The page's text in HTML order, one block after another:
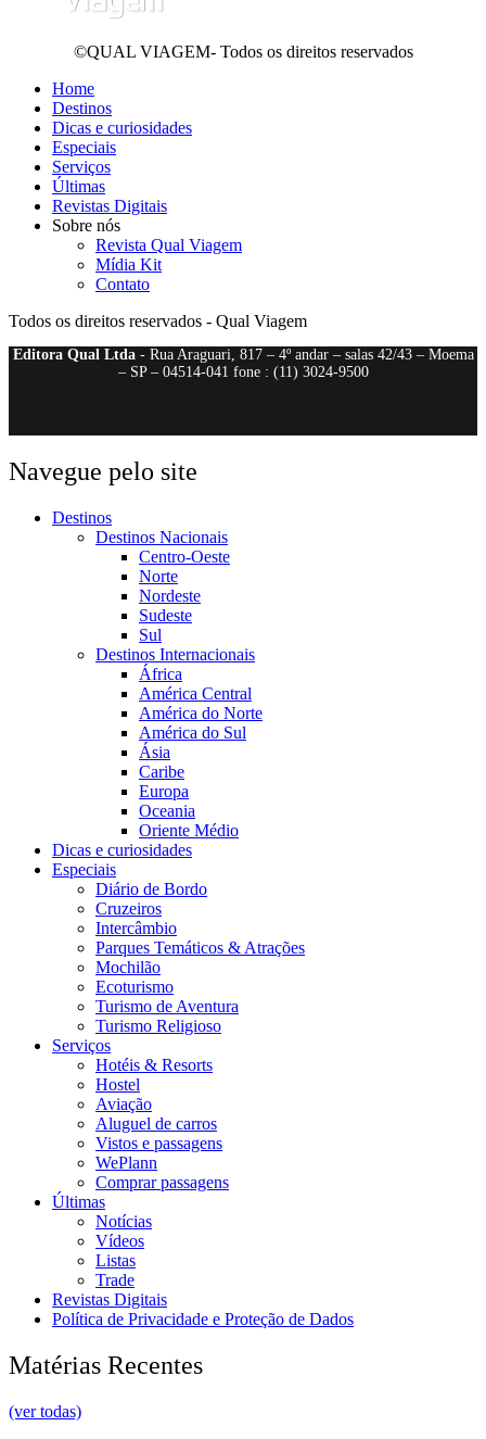
©QUAL VIAGEM- Todos os direitos reservados
Home
Destinos
Dicas e curiosidades
Especiais
Serviços
Últimas
Revistas Digitais
Sobre nós
Revista Qual Viagem
Mídia Kit
Contato
Todos os direitos reservados - Qual Viagem
Editora Qual Ltda- Rua Araguari, 817 – 4º andar – salas 42/43 – Moema
– SP – 04514-041 fone : (11) 3024-9500
Navegue pelo site
Destinos
Destinos Nacionais
Centro-Oeste
Norte
Nordeste
Sudeste
Sul
Destinos Internacionais
África
América Central
América do Norte
América do Sul
Ásia
Caribe
Europa
Oceania
Oriente Médio
Dicas e curiosidades
Especiais
Diário de Bordo
Cruzeiros
Intercâmbio
Parques Temáticos & Atrações
Mochilão
Ecoturismo
Turismo de Aventura
Turismo Religioso
Serviços
Hotéis & Resorts
Hostel
Aviação
Aluguel de carros
Vistos e passagens
WePlann
Comprar passagens
Últimas
Notícias
Vídeos
Listas
Trade
Revistas Digitais
Política de Privacidade e Proteção de Dados
Matérias Recentes
(ver todas)